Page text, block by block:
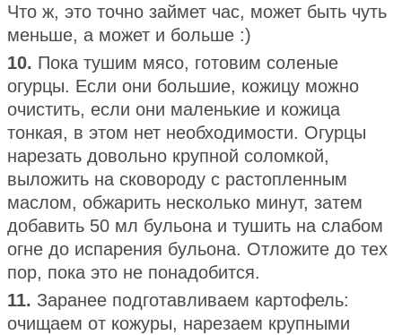
Что ж, это точно займет час, может быть чуть
меньше, а может и больше :)
10. Пока тушим мясо, готовим соленые
огурцы. Если они большие, кожицу можно
очистить, если они маленькие и кожица
тонкая, в этом нет необходимости. Огурцы
нарезать довольно крупной соломкой,
выложить на сковороду с растопленным
маслом, обжарить несколько минут, затем
добавить 50 мл бульона и тушить на слабом
огне до испарения бульона. Отложите до тех
пор, пока это не понадобится.
11. Заранее подготавливаем картофель:
очищаем от кожуры, нарезаем крупными